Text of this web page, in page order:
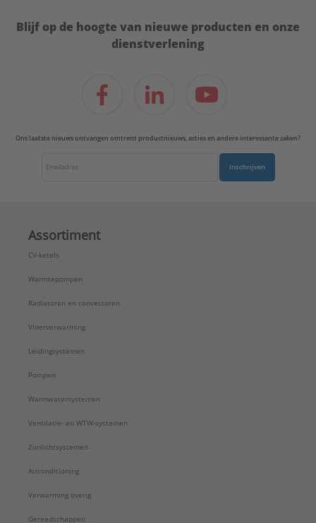
Blijf op de hoogte van nieuwe producten en onze
dienstverlening
Ons laatste nieuws ontvangen omtrent productnieuws, acties en andere interessante zaken?
Inschrijven
Assortiment
CV-ketels
Warmtepompen
Radiatoren en convectoren
Vloerverwarming
Leidingsystemen
Pompen
Warmwatersystemen
Ventilatie- en WTW-systemen
Zonlichtsystemen
Airconditioning
Verwarming overig
Gereedschappen